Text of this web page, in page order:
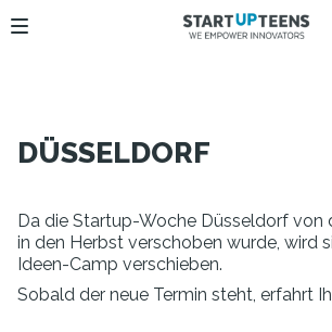
DÜSSELDORF
Da die Startup-Woche Düsseldorf von
in den Herbst verschoben wurde, wird
Ideen-Camp verschieben.
Sobald der neue Termin steht, erfahrt